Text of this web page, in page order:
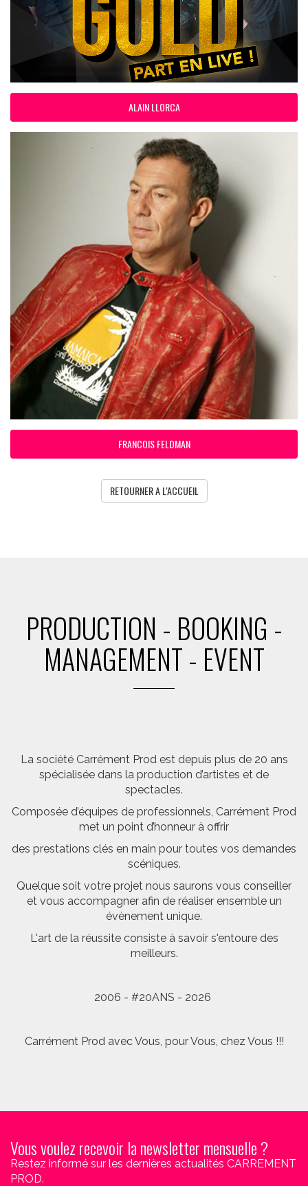
ALAIN LLORCA
FRANCOIS FELDMAN
RETOURNER A L'ACCUEIL
PRODUCTION - BOOKING -
MANAGEMENT - EVENT
La société Carrément Prod est depuis plus de 20 ans
spécialisée dans la production d’artistes et de
spectacles.
Composée d’équipes de professionnels, Carrément Prod
met un point d’honneur à offrir
des prestations clés en main pour toutes vos demandes
scéniques.
Quelque soit votre projet nous saurons vous conseiller
et vous accompagner afin de réaliser ensemble un
évènement unique.
L'art de la réussite consiste à savoir s'entoure des
meilleurs.
2006 - #20ANS - 2026
Carrément Prod avec Vous, pour Vous, chez Vous !!!
Vous voulez recevoir la newsletter mensuelle ?
Restez informé sur les dernières actualités CARREMENT
PROD.